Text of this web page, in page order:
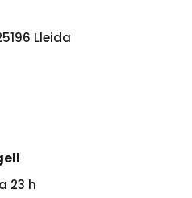
Lleida
23 h